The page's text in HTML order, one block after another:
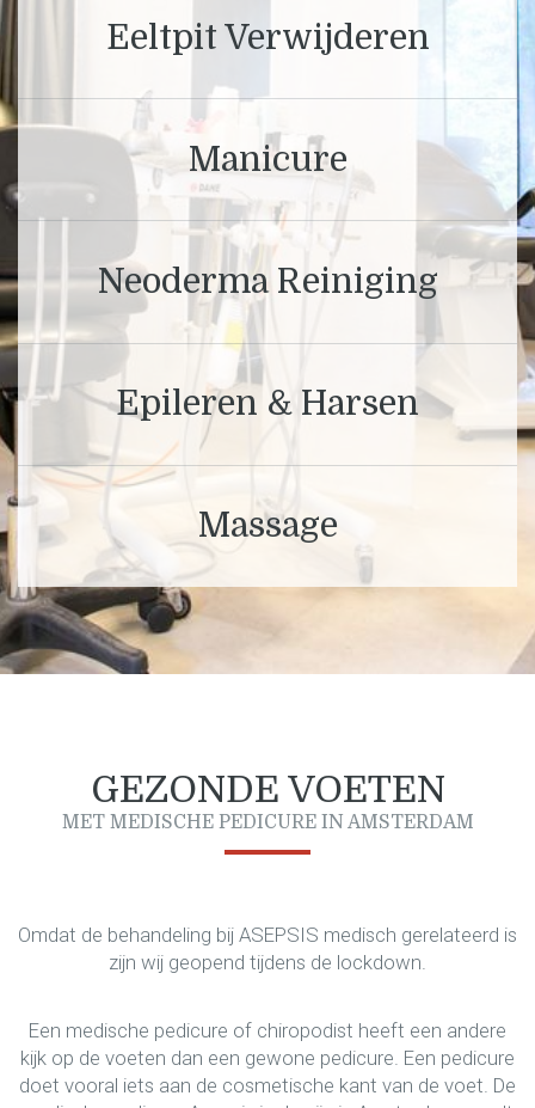
Eeltpit Verwijderen
Manicure
Neoderma Reiniging
Epileren & Harsen
Massage
GEZONDE VOETEN
MET MEDISCHE PEDICURE IN AMSTERDAM
Omdat de behandeling bij ASEPSIS medisch gerelateerd is
zijn wij geopend tijdens de lockdown.
Een medische pedicure of chiropodist heeft een andere
kijk op de voeten dan een gewone pedicure. Een pedicure
doet vooral iets aan de cosmetische kant van de voet. De